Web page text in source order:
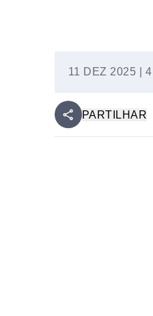
11 DEZ 2025 |
PARTILHAR